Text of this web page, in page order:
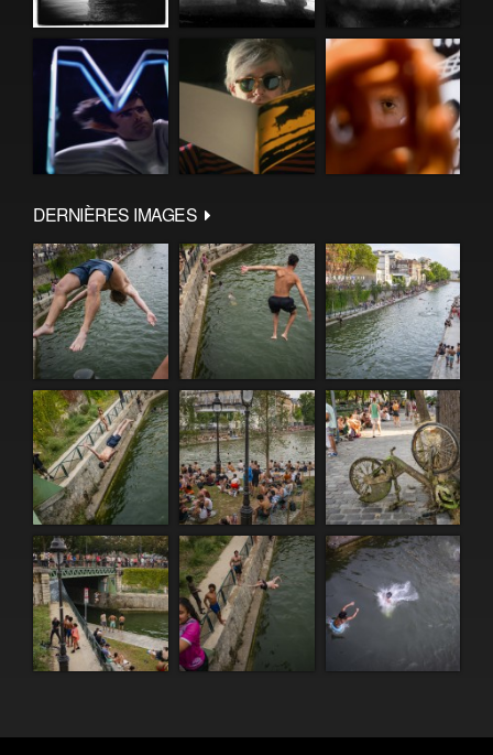
DERNIÈRES IMAGES